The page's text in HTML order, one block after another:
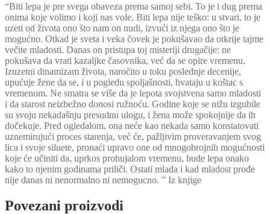
“Biti lepa je pre svega obaveza prema samoj sebi. To je i dug prema
onima koje volimo i koji nas vole. Biti lepa nije teško: u stvari, to je
uzeti od života ono što nam on nudi, izvući iz njega ono što je
mogućno. Otkad je sveta i veka čovek je pokušavao da otkrije tajme
večite mladosti. Danas on pristupa toj misteriji drugačije: ne
pokušava da vrati kazaljke časovnika, već da se opire vremenu.
Izuzetni dinamizam života, naročito u toku poslednje decenije,
upućuje žene da se, i u pogledu spoljašnosti, hvataju u koštac s
vremenom. Ne smatra se više da je lepota svojstvena samo mladosti
i da starost neizbežno donosi ružnoću. Godine koje se nižu izgubile
su svoju nekadašnju presudnu ulogu, i žena može spokojnije da ih
dočekuje. Pred ogledalom, ona neće kao nekada samo konstatovati
uznemirujući proces starenja, već će, pažljivim proveravanjem svog
lica i svoje siluete, pronaći upravo one od mnogobrojnih mogućnosti
koje će učiniti da, uprkos prohujalom vremenu, bude lepa onako
kako to njenim godinama priliči. Ostati mlada i kad mladost prođe
nije danas ni nenormalno ni nemogucno. ” Iz knjige
Povezani proizvodi